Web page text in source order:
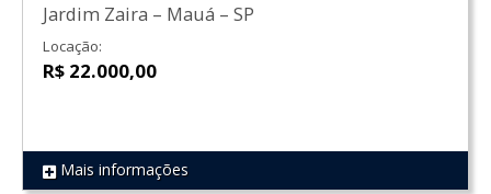
REF 700
Jardim Zaira – Mauá – SP
Locação:
R$ 22.000,00
Mais informações